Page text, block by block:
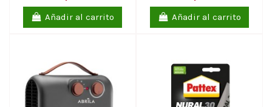
Añadir al carrito Añadir al carrito